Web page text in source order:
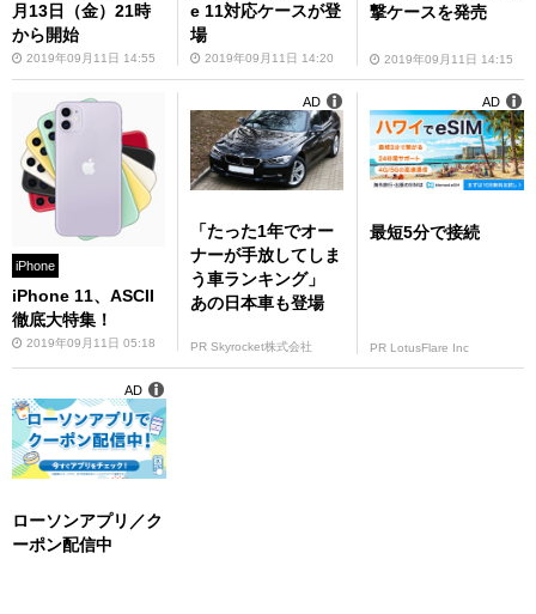
月13日（金）21時
から開始
2019年09月11日 14:55
e 11対応ケースが登
場
2019年09月11日 14:20
撃ケースを発売
2019年09月11日 14:15
iPhone
iPhone 11、ASCII
徹底大特集！
2019年09月11日 05:18
「たった1年でオー
ナーが手放してしま
う車ランキング」
あの日本車も登場
PR Skyrocket株式会社
AD
最短5分で接続
PR LotusFlare Inc
AD
ローソンアプリ／ク
ーポン配信中
AD